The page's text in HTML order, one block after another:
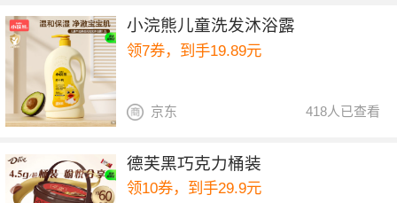
小浣熊儿童洗发沐浴露
领7券，到手19.89元
418人已查看
京东
德芙黑巧克力桶装
领10券，到手29.9元